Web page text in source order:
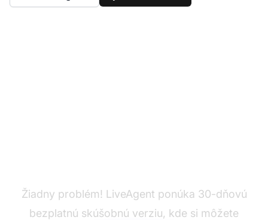
Žiadny problém! LiveAgent ponúka 30-dňovú
bezplatnú skúšobnú verziu, kde si môžete